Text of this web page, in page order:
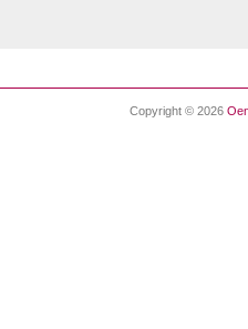
Copyright © 2026